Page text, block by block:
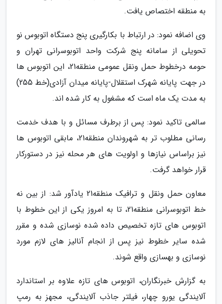
به منطقه اختصاص یافت.
وی اضافه نمود: در ارتباط با بکارگیری پنج دستگاه اتوبوس نو
تحویلی از سامانه پنج شرکت واحد اتوبوسرانی تهران و
حومه درخطوط حمل ونقل عمومی منطقه21، این اتوبوس ها
در جهت پایانه شهرک استقلال-پایانه میدان آزادی(خط 255)
به مدت یک ماه است که مشغول به کار شده اند.
سالمی تاکید نمود: پس از برطرف مسائل و با هدف خدمت
رسانی مطلوب تر به شهروندان منطقه21، مابقی اتوبوس ها
نیز براساس نیازها و اولویت های هر محله نیز در دستورکار
قرار خواهد گرفت.
معاون حمل ونقل و ترافیک منطقه21 یادآور شد: از بین نه
خط اتوبوسرانی منطقه21، تا به امروز یکی از این خطوط با
اتوبوس های تازه تخصیص داده شده نوسازی شده و مقرر
شده سایر خطوط نیز پس از انجام آنالیز های لازم مورد
نوسازی و بهسازی واقع شوند.
به گزارش خبرنگاران، اتوبوس های تازه علاوه بر استاندارد
آلایندگی یورو چهار، فیلتر جاذب آلایندگی، مجهز به رمپ